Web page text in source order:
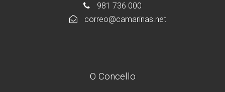
981 736 000
correo@camarinas.net
O Concello